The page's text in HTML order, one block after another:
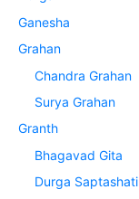
Ganesha
Grahan
Chandra Grahan
Surya Grahan
Granth
Bhagavad Gita
Durga Saptashati